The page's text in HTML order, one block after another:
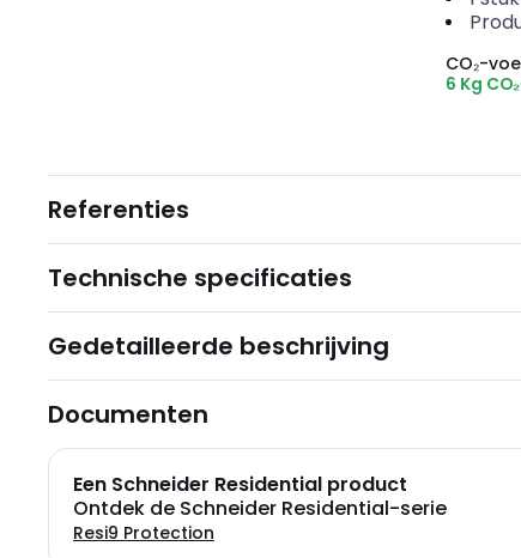
CO₂-
6 Kg
Referenties
Technische specificaties
Gedetailleerde beschrijving
Documenten
Een Schneider Residential product
Ontdek de Schneider Residential-serie
Resi9 Protection